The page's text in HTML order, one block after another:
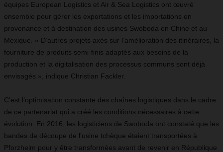
équipes European Logistics et Air & Sea Logistics ont œuvré
ensemble pour gérer les exportations et les importations en
provenance et à destination des usines Swoboda en Chine et au
Mexique. « D’autres projets axés sur l’amélioration des itinéraires, la
fourniture de produits semi-finis adaptés aux besoins de la
production et la digitalisation des processus communs sont déjà
envisagés », indique Christian Fackler.
C’est l’optimisation constante des chaînes logistiques dans le cadre
de ce partenariat qui a créé les conditions nécessaires à cette
évolution. En 2016, les logisticiens de Swoboda ont constaté que les
bandes de découpe de l’usine tchèque étaient transportées à
Pforzheim pour y être transformées avant de revenir en République